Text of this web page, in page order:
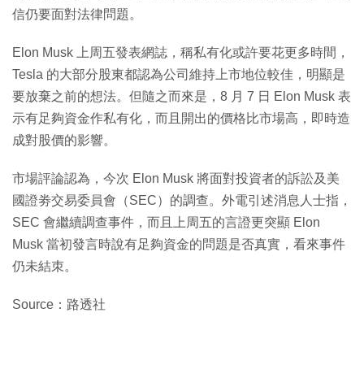
信仍要面對法律問題。
Elon Musk 上周五發表網誌，稱私有化或許要花更多時間，
Tesla 的大部分股東都認為公司維持上市地位較佳，明顯是
要放棄之前的想法。但隨之而來是，8 月 7 日 Elon Musk 表
示有足夠資金作私有化，而且開出的價格比市場高，即時造
成對股價的影響。
市場評論認為，今次 Elon Musk 將面對投資者的訴訟及美
國證劵交易委員會（SEC）的調查。外電引述消息人士指，
SEC 會繼續調查事件，而且上周五的言證更突顯 Elon
Musk 當初發言時說有足夠資金的問題是否真實，看來事件
仍未結朿。
Source：路透社